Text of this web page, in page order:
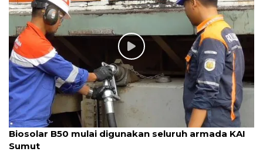
Biosolar B50 mulai digunakan seluruh armada KAI
Sumut